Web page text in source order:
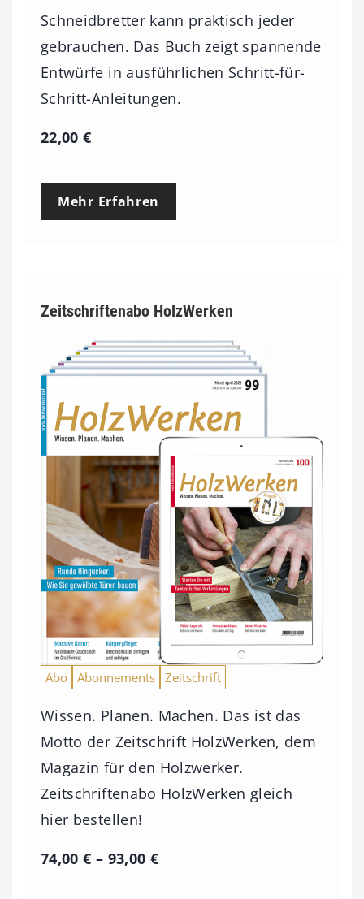
Schneidbretter kann praktisch jeder
gebrauchen. Das Buch zeigt spannende
Entwürfe in ausführlichen Schritt-für-
Schritt-Anleitungen.
22,00€
Mehr Erfahren
Zeitschriftenabo HolzWerken
Abo Abonnements Zeitschrift
Wissen. Planen. Machen. Das ist das
Motto der Zeitschrift HolzWerken, dem
Magazin für den Holzwerker.
Zeitschriftenabo HolzWerken gleich
hier bestellen!
74,00€ – 93,00 €P